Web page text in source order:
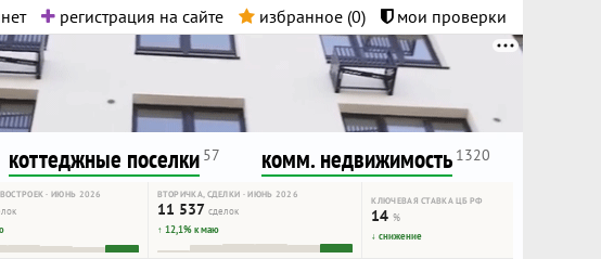
регистрация на сайте избранное (0) мои проверки
контента.
Удачи!
коттеджные поселки 57 комм. недвижимость 1320
· ИЮНЬ 2026 ВТОРИЧКА, СДЕЛКИ · ИЮНЬ 2026
11 537 сделок
↑ 12,1% к маю
КЛЮЧЕВАЯ СТАВКА ЦБ РФ
14%
↓ снижение